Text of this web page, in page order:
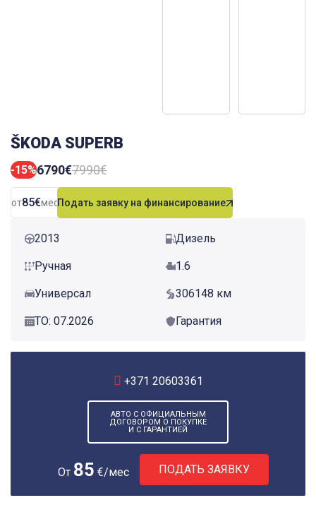
ŠKODA SUPERB
-15%6790€7990€
от85€мес.Подать заявку на финансирование
2013 Дизель
Ручная 1.6
Универсал 306148 км
ТО: 07.2026 Гарантия
+371 20603361
АВТО С ОФИЦИАЛЬНЫМ
ДОГОВОРОМ О ПОКУПКЕ
И С ГАРАНТИЕЙ
От 85 €/мес ПОДАТЬ ЗАЯВКУ